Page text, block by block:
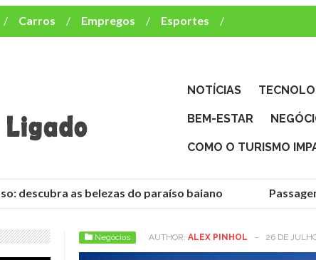
Carros Empregos
Esportes
Negócios
Música e TV
NOTÍCIAS
BEM-ESTAR
COMO O TURISMO
descubra as belezas do paraíso baiano
Negócios AUTHOR: ALEX PINHOL - 26 DE